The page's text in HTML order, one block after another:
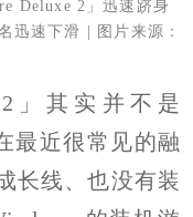
Deluxe 2」迅速跻身
迅速下滑 | 图片来源：
2」其实并不是
最近很常见的融
长线、也没有装